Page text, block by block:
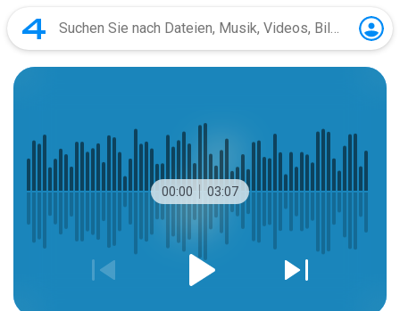
00:00 03:07